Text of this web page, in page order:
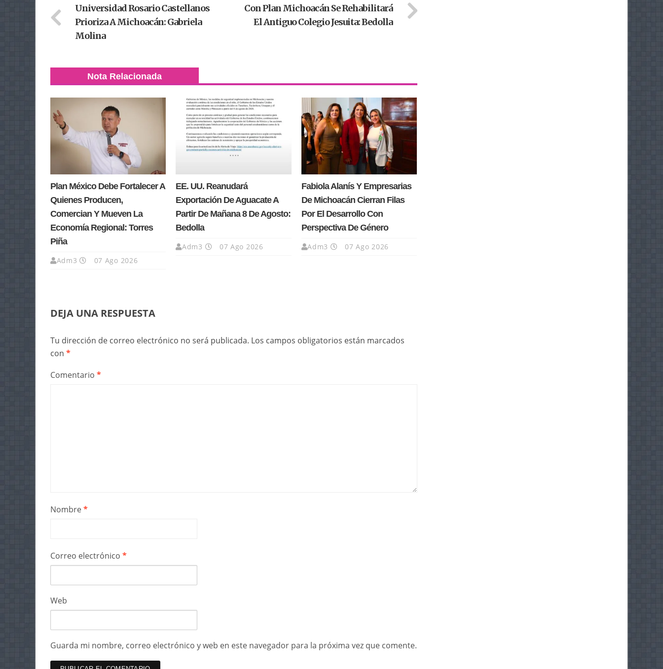
Universidad Rosario Castellanos
Prioriza A Michoacán: Gabriela
Molina
Con Plan Michoacán Se Rehabilitará
El Antiguo Colegio Jesuita: Bedolla
Nota Relacionada
Plan México Debe Fortalecer A
Quienes Producen,
Comercian Y Mueven La
Economía Regional: Torres
Piña
Adm3 07 Ago 2026
EE. UU. Reanudará
Exportación De Aguacate A
Partir De Mañana 8 De Agosto:
Bedolla
Adm3 07 Ago 2026
Fabiola Alanís Y Empresarias
De Michoacán Cierran Filas
Por El Desarrollo Con
Perspectiva De Género
Adm3 07 Ago 2026
DEJA UNA RESPUESTA
Tu dirección de correo electrónico no será publicada. Los campos obligatorios están marcados
con *
Comentario *
Nombre*
Correo electrónico *
Web
Guarda mi nombre, correo electrónico y web en este navegador para la próxima vez que comente.